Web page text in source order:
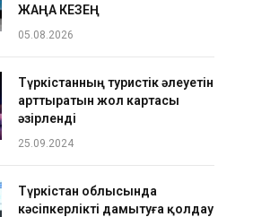
ЖАҢА КЕЗЕҢ
05.08.2026
Түркістанның туристік әлеуетін
арттыратын жол картасы
әзірленді
25.09.2024
Түркістан облысында
кәсіпкерлікті дамытуға қолдау